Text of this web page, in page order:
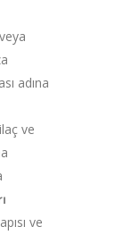
adına
ve
ve